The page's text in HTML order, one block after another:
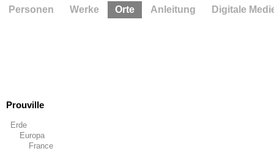
Prouville
Erde
Europa
France
Personen Werke Orte Anleitung Digitale